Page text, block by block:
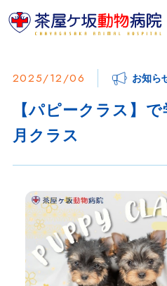
2025/12/06 お知ら
【パピークラス】
月クラス